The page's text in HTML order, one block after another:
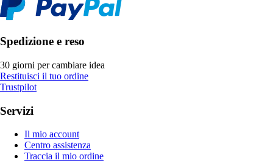
Spedizione e reso
30 giorni per cambiare idea
Restituisci il tuo ordine
Trustpilot
Servizi
Il mio account
Centro assistenza
Traccia il mio ordine